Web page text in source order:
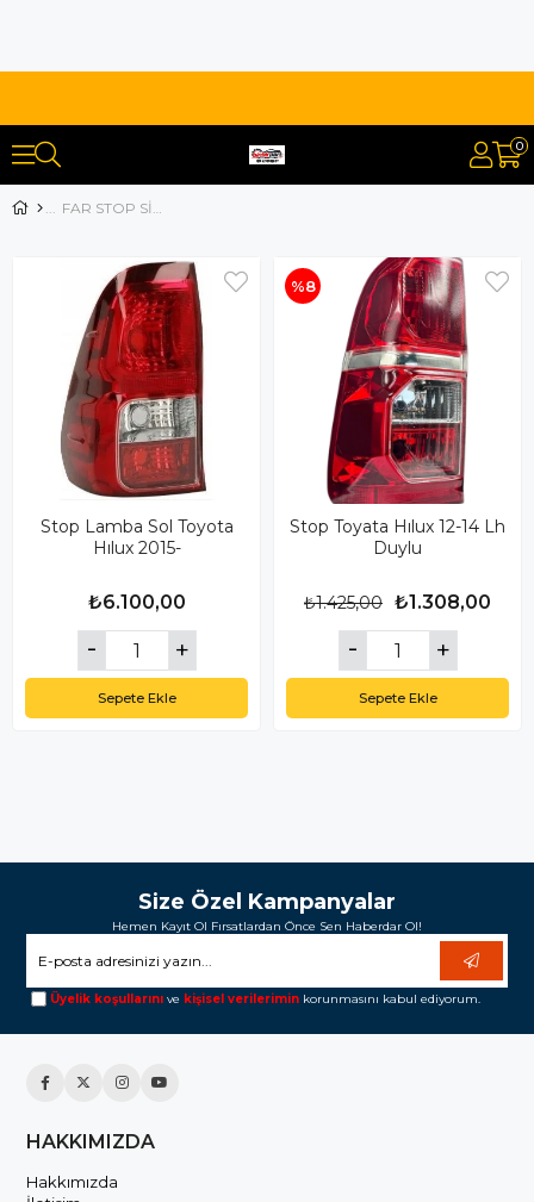
0
FAR STOP SİS SİNYAL GRUBU
Stop Lamba Sol Toyota
Hılux 2015-
₺6.100,00
Sepete Ekle
Stop Toyata Hılux 12-14 Lh
Duylu
₺1.308,00
₺1.425,00
Sepete Ekle
%8
Size Özel Kampanyalar
Hemen Kayıt Ol Fırsatlardan Önce Sen Haberdar Ol!
Üyelik koşullarını ve kişisel verilerimin korunmasını kabul ediyorum.
HAKKIMIZDA
Hakkımızda